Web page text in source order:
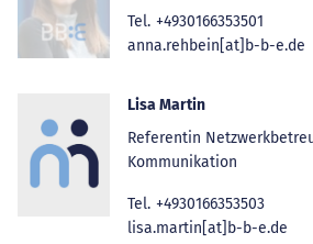
Tel. +4930166353501
anna.rehbein[at]b-b-e.de
Lisa Martin
Referentin
Kommunikation
Tel. +4930166353503
lisa.martin[at]b-b-e.de